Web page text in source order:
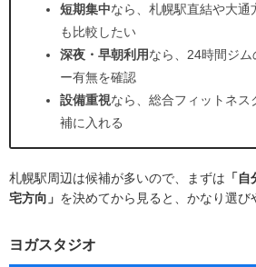
短期集中なら、札幌駅直結や大通
も比較したい
深夜・早朝利用なら、24時間ジ
ー有無を確認
設備重視なら、総合フィットネス
補に入れる
札幌駅周辺は候補が多いので、まずは 「
宅方向」 を決めてから見ると、かなり選び
ヨガスタジオ